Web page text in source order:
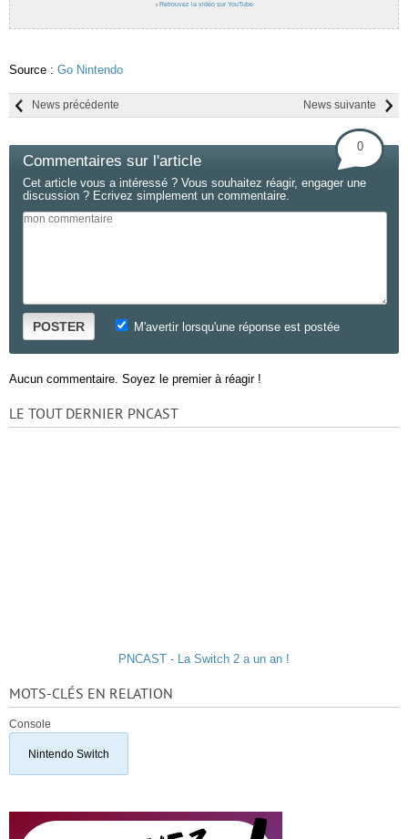
› Retrouvez la vidéo sur YouTube
Source : Go Nintendo
News suivante
News précédente
Commentaires sur l'article
0
Cet article vous a intéressé ? Vous souhaitez réagir, engager une
discussion ? Ecrivez simplement un commentaire.
POSTER M'avertir lorsqu'une réponse est postée
Aucun commentaire. Soyez le premier à réagir !
LE TOUT DERNIER PNCAST
PNCAST - La Switch 2 a un an !
MOTS-CLÉS EN RELATION
Console
Nintendo Switch